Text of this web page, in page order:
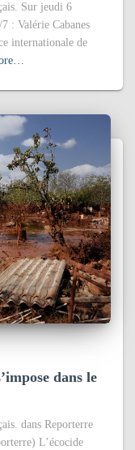
Sur jeudi 6
: Valérie Cabanes
internationale de
dans le
dans Reporterre
L’écocide